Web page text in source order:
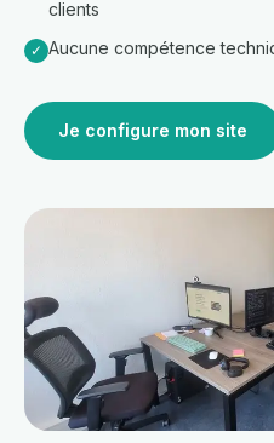
clients
✓ Aucune compétence
Je configure mon site